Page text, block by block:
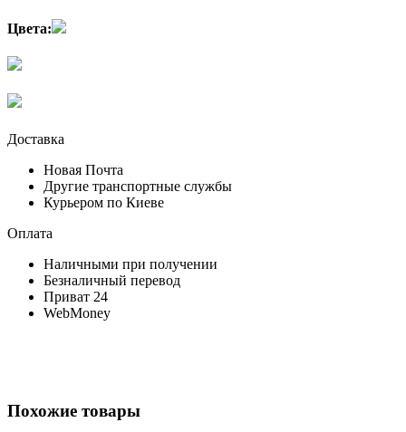
Цвета:
Доставка
Новая Почта
Другие транспортные службы
Курьером по Киеве
Оплата
Наличными при получении
Безналичный перевод
Приват 24
WebMoney
Похожие товары